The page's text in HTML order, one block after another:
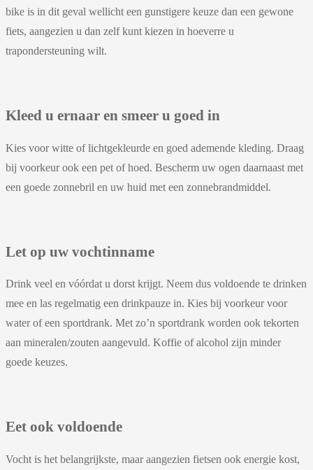
bike is in dit geval wellicht een gunstigere keuze dan een gewone
fiets, aangezien u dan zelf kunt kiezen in hoeverre u
trapondersteuning wilt.
Kleed u ernaar en smeer u goed in
Kies voor witte of lichtgekleurde en goed ademende kleding. Draag
bij voorkeur ook een pet of hoed. Bescherm uw ogen daarnaast met
een goede zonnebril en uw huid met een zonnebrandmiddel.
Let op uw vochtinname
Drink veel en vóórdat u dorst krijgt. Neem dus voldoende te drinken
mee en las regelmatig een drinkpauze in. Kies bij voorkeur voor
water of een sportdrank. Met zo’n sportdrank worden ook tekorten
aan mineralen/zouten aangevuld. Koffie of alcohol zijn minder
goede keuzes.
Eet ook voldoende
Vocht is het belangrijkste, maar aangezien fietsen ook energie kost,